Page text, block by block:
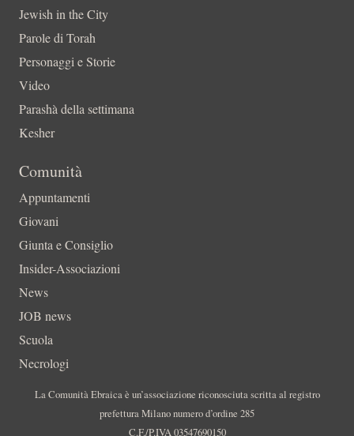
Jewish in the City
Parole di Torah
Personaggi e Storie
Video
Parashà della settimana
Kesher
Comunità
Appuntamenti
Giovani
Giunta e Consiglio
Insider-Associazioni
News
JOB news
Scuola
Necrologi
La Comunità Ebraica è un’associazione riconosciuta scritta al registro
prefettura Milano numero d’ordine 285
C.F./P.IVA 03547690150